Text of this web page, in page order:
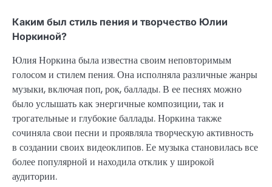
Каким был стиль пения и творчество Юлии
Норкиной?
Юлия Норкина была известна своим неповторимым
голосом и стилем пения. Она исполняла различные жанры
музыки, включая поп, рок, баллады. В ее песнях можно
было услышать как энергичные композиции, так и
трогательные и глубокие баллады. Норкина также
сочиняла свои песни и проявляла творческую активность
в создании своих видеоклипов. Ее музыка становилась все
более популярной и находила отклик у широкой
аудитории.